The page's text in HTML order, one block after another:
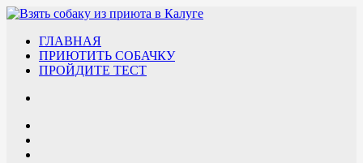
ГЛАВНАЯ
ПРИЮТИТЬ СОБАЧКУ
ПРОЙДИТЕ ТЕСТ